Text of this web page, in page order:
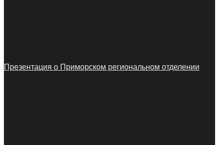
Презентация о Приморском региональном отделении